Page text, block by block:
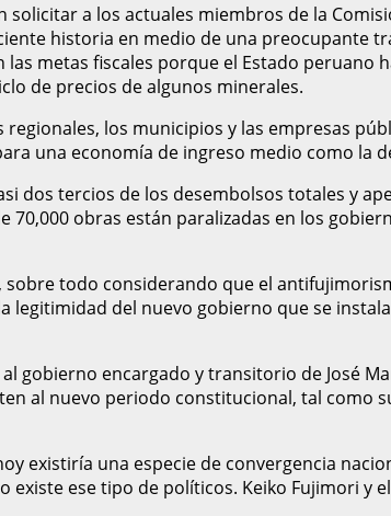
a los actuales miembros de la
historia en medio de una preocupante
metas fiscales porque el Estado
de precios de algunos minerales.
los municipios y las empresas
una economía de ingreso medio como la
dos tercios de los desembolsos totales y
obras están paralizadas en los
todo considerando que el
del nuevo gobierno que se
gobierno encargado y transitorio de José
al nuevo periodo constitucional, tal como
existiría una especie de convergencia
ese tipo de políticos. Keiko Fujimori y